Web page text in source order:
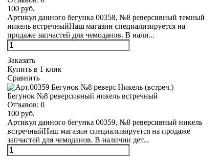
100 руб.
Артикул данного бегунка 00358, №8 реверсивный темный
никель встречныйНаш магазин специализируется на
продаже запчастей для чемоданов. В нали...
Заказать
Купить в 1 клик
Сравнить
Бегунок №8 реверсивный никель встречный
Отзывов: 0
100 руб.
Артикул данного бегунка 00359, №8 реверсивный никель
встречныйНаш магазин специализируется на продаже
запчастей для чемоданов. В наличии дет...